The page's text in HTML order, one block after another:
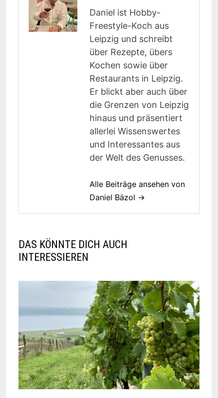
Daniel ist Hobby-
Freestyle-Koch aus
Leipzig und schreibt
über Rezepte, übers
Kochen sowie über
Restaurants in Leipzig.
Er blickt aber auch über
die Grenzen von Leipzig
hinaus und präsentiert
allerlei Wissenswertes
und Interessantes aus
der Welt des Genusses.
Alle Beiträge ansehen von
Daniel Bäzol →
DAS KÖNNTE DICH AUCH
INTERESSIEREN